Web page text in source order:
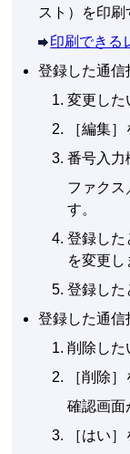
スト）を印刷
印刷できる
登録した通信
変更した
［編集］
番号入力
ファクス
す。
登録した
を変更し
登録した
登録した通信
削除した
［削除］
確認画面
［はい］